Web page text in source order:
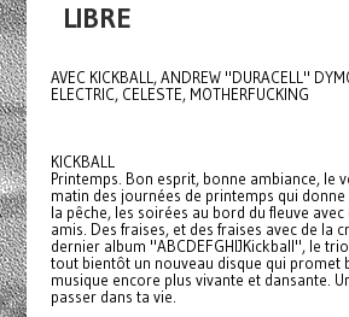
LIBRE
AVEC KICKBALL, ANDREW "DURACELL"
ELECTRIC, CELESTE, MOTHERFUCKING
KICKBALL
Printemps. Bon esprit, bonne ambiance, le
matin des journées de printemps qui
la pêche, les soirées au bord du fleuve avec
amis. Des fraises, et des fraises avec de la
dernier album "ABCDEFGHIJKickball", le
tout bientôt un nouveau disque qui promet
musique encore plus vivante et dansante.
passer dans ta vie.